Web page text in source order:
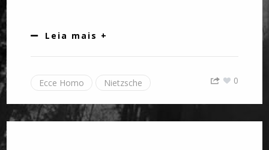
Leia mais +
Ecce Homo Nietzsche 0